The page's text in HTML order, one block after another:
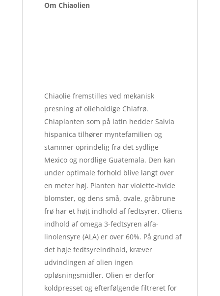
Om Chiaolien
Chiaolie fremstilles ved mekanisk
presning af olieholdige Chiafrø.
Chiaplanten som på latin hedder Salvia
hispanica tilhører myntefamilien og
stammer oprindelig fra det sydlige
Mexico og nordlige Guatemala. Den kan
under optimale forhold blive langt over
en meter høj. Planten har violette-hvide
blomster, og dens små, ovale, gråbrune
frø har et højt indhold af fedtsyrer. Oliens
indhold af omega 3-fedtsyren alfa-
linolensyre (ALA) er over 60%. På grund af
det høje fedtsyreindhold, kræver
udvindingen af olien ingen
opløsningsmidler. Olien er derfor
koldpresset og efterfølgende filtreret for